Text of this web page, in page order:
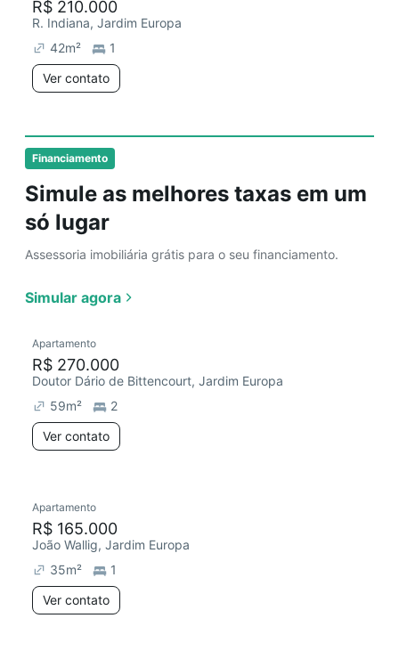
Financiamento
Simule as melhores taxas em um
só lugar
Assessoria imobiliária grátis para o seu financiamento.
Simular agora
R$ 210.000
R. Indiana, Jardim Europa
42m²
1
Ver contato
Apartamento
R$ 270.000
Doutor Dário de Bittencourt, Jardim Europa
59m²
2
Ver contato
Apartamento
R$ 165.000
João Wallig, Jardim Europa
35m²
1
Ver contato